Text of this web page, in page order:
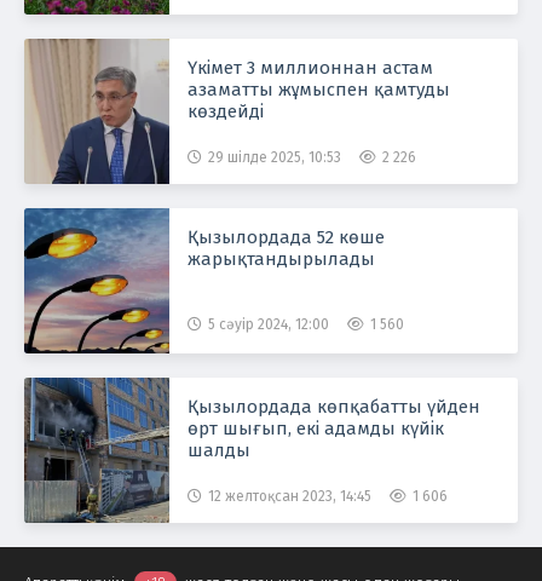
Үкімет 3 миллионнан астам
азаматты жұмыспен қамтуды
көздейді
29 шілде 2025, 10:53 2 226
Қызылордада 52 көше
жарықтандырылады
5 сәуір 2024, 12:00 1 560
Қызылордада көпқабатты үйден
өрт шығып, екі адамды күйік
шалды
12 желтоқсан 2023, 14:45 1 606